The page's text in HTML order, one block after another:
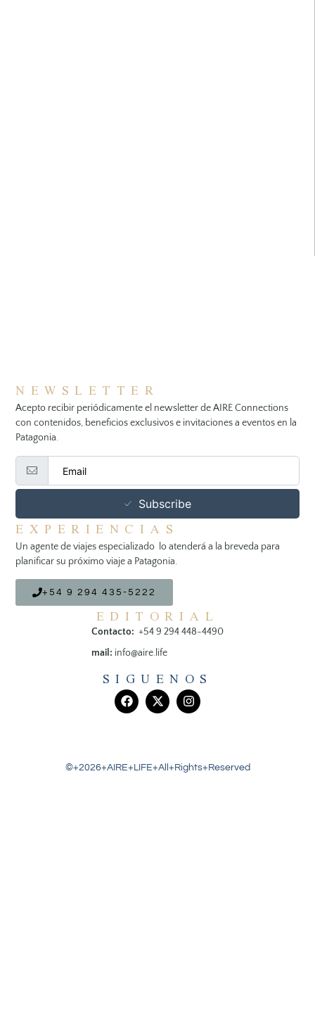
NEWSLETTER
Acepto recibir periódicamente el newsletter de AIRE Connections
con contenidos, beneficios exclusivos e invitaciones a eventos en la
Patagonia.
Subscribe
EXPERIENCIAS
Un agente de viajes especializado lo atenderá a la breveda para
planificar su próximo viaje a Patagonia.
+54 9 294 435-5222
EDITORIAL
Contacto: +54 9 294 448-4490
mail: info@aire.life
SIGUENOS
©+2026+AIRE+LIFE+All+Rights+Reserved